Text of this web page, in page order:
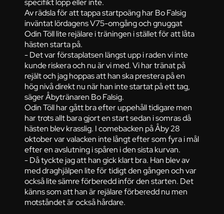
Av rädsla för att tappa startpoäng har Bo Falsig
inväntat lördagens V75-omgång och gnuggat
Odin Töll lite rejälare i träningen i stället för att låta
hästen starta på.
- Det var förstaplatsen längst upp i raden vi inte
kunde riskera och nu är vi med. Vi har tränat på
rejält och jag hoppas att han ska prestera på en
hög nivå direkt nu när han inte startat på ett tag,
säger Åbytränaren Bo Falsig.
Odin Töll har gått bra efter uppehåll tidigare men
har trots allt bara gjort en start sedan i somras då
hästen blev krasslig. I comebacken på Åby 28
oktober var valacken inte långt efter som fyra i mål
efter en avslutning i spåren i den sista kurvan.
- Då tyckte jag att han gick klart bra. Han blev av
med draghjälpen lite för tidigt den gången och var
också lite sämre förberedd inför den starten. Det
känns som att han är rejälare förberedd nu men
motståndet är också hårdare.